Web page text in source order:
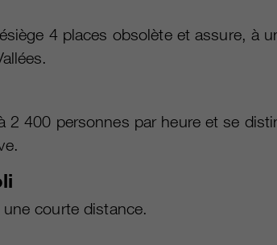
4 places obsolète et assure, à
2 400 personnes par heure et se
courte distance.